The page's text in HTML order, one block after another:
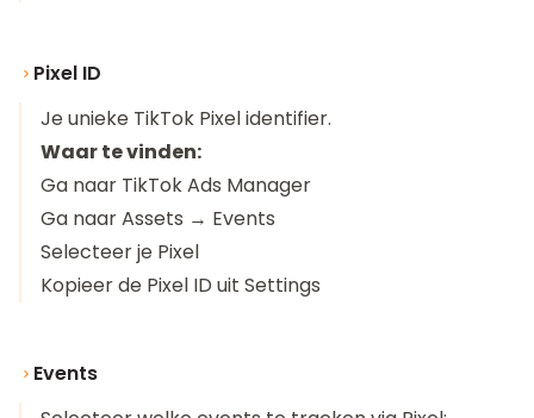
Pixel ID
Je unieke TikTok Pixel identifier.
Waar te vinden:
Ga naar TikTok Ads Manager
Ga naar Assets → Events
Selecteer je Pixel
Kopieer de Pixel ID uit Settings
Events